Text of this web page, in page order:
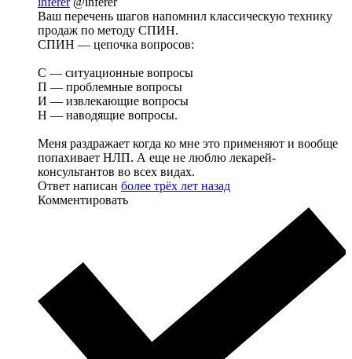
Ваш перечень шагов напомнил классическую технику
продаж по методу СПИН.
СПИН — цепочка вопросов:
С — ситуационные вопросы
П — проблемные вопросы
И — извлекающие вопросы
Н — наводящие вопросы.
Меня раздражает когда ко мне это применяют и вообще
попахивает НЛП. А еще не люблю лекарей-
консультантов во всех видах.
Ответ написан более трёх лет назад
Комментировать